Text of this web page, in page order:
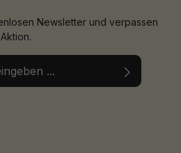
Newsletter und verpassen